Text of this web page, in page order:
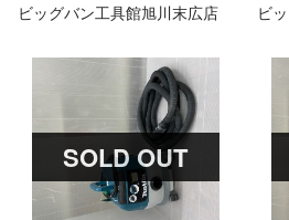
ビッグバン工具館旭川末広店 ビ
SOLD OUT